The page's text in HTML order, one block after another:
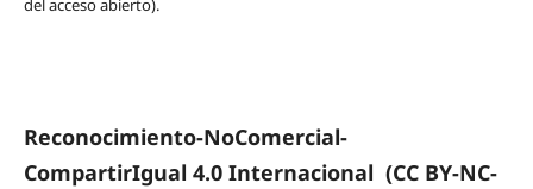
del acceso abierto).
Reconocimiento-NoComercial-
CompartirIgual 4.0 Internacional (CC BY-NC-